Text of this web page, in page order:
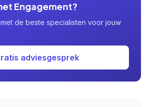
Engagement?
de beste specialisten voor jouw
adviesgesprek